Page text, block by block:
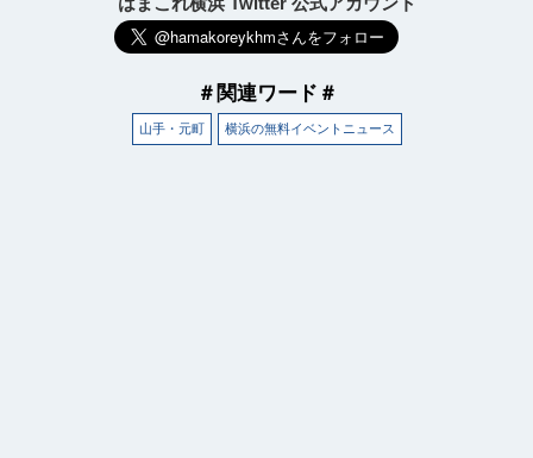
＃関連ワード＃
山手・元町 横浜の無料イベントニュース